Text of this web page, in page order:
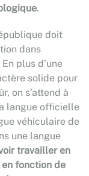
.
doit
dans
plus d’une
solide pour
on s’attend à
langue officielle
véhiculaire de
une langue
travailler en
fonction de